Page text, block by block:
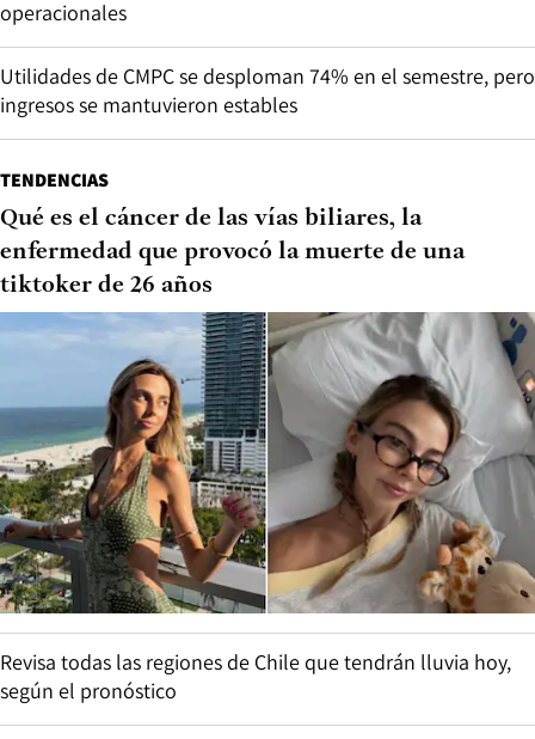
operacionales
Utilidades de CMPC se desploman 74% en el semestre, pero
ingresos se mantuvieron estables
TENDENCIAS
Qué es el cáncer de las vías biliares, la
enfermedad que provocó la muerte de una
tiktoker de 26 años
Revisa todas las regiones de Chile que tendrán lluvia hoy,
según el pronóstico